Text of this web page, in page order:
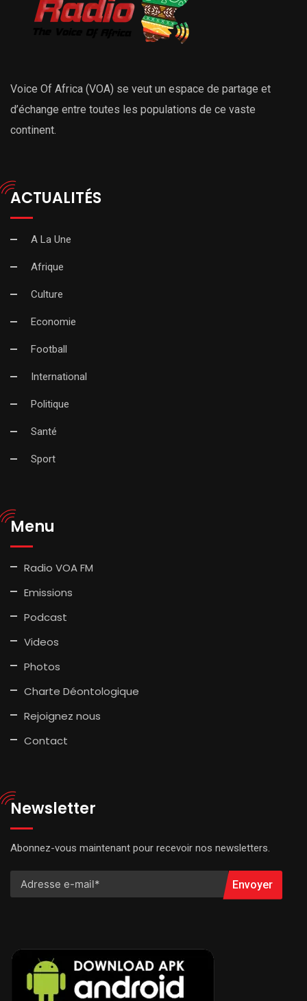
Voice Of Africa (VOA) se veut un espace de partage et
d’échange entre toutes les populations de ce vaste
continent.
ACTUALITÉS
A La Une
Afrique
Culture
Economie
Football
International
Politique
Santé
Sport
Menu
Radio VOA FM
Emissions
Podcast
Videos
Photos
Charte Déontologique
Rejoignez nous
Contact
Newsletter
Abonnez-vous maintenant pour recevoir nos newsletters.
Envoyer